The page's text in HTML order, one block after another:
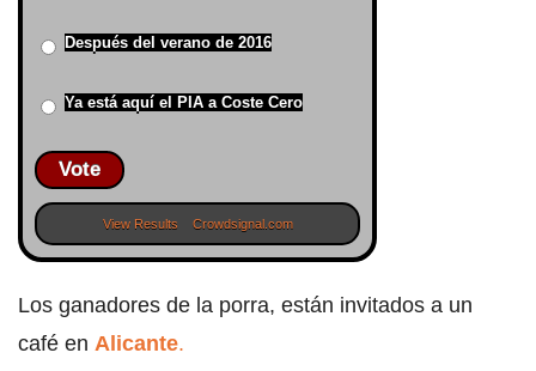
Después del verano de 2016
Ya está aquí el PIA a Coste Cero
Vote
View Results Crowdsignal.com
Los ganadores de la porra, están invitados a un
café en Alicante.